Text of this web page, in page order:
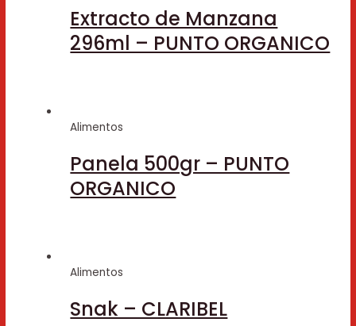
Extracto de Manzana
296ml – PUNTO ORGANICO
Alimentos
Panela 500gr – PUNTO
ORGANICO
Alimentos
Snak – CLARIBEL